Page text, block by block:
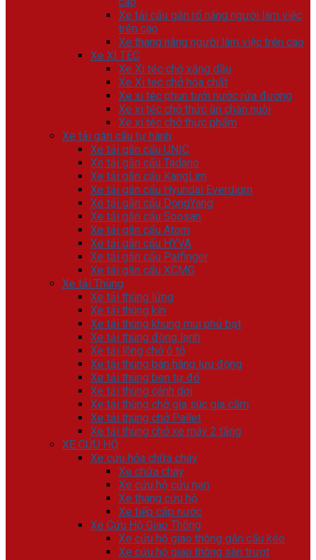
Xe tải cẩu gắn rổ nâng người làm việc
trên cao
Xe thang nâng người làm việc trên cao
Xe XI TÉC
Xe Xi téc chở xăng dầu
Xe Xi tec chở hóa chất
Xe xi téc phun tưới nước rửa đường
Xe xi téc chở thức ăn chăn nuôi
Xe xi téc chở thực phẩm
Xe tải gắn cẩu tự hành
Xe tải gắn cẩu UNIC
Xe tải gắn cẩu Tadano
Xe tải gắn cẩu KangLim
Xe tải gắn cẩu Hyundai Everdigm
Xe tải gắn cẩu DongYang
Xe tải gắn cẩu Soosan
Xe tải gắn cẩu Atom
Xe tải gắn cẩu HYVA
Xe tải gắn cẩu Palfinger
Xe tải gắn cẩu XCMG
Xe tải Thùng
Xe tải thùng lửng
Xe tải thùng kín
Xe tải thùng khung mui phủ bạt
Xe tải thùng đông lạnh
Xe tải lồng chở ô tô
Xe tải thùng bán hàng lưu động
Xe tải thùng ben tự đổ
Xe tải thùng cánh dơi
Xe tải thùng chở gia súc gia cầm
Xe tải thùng chở Pallet
Xe tải thùng chở xe máy 2 tầng
XE CỨU HỘ
Xe cứu hỏa chữa cháy
Xe chữa cháy
Xe cứu hộ cứu nạn
Xe thang cứu hộ
Xe tiếp cấp nước
Xe Cứu Hộ Giao Thông
Xe cứu hộ giao thông gắn cẩu kéo
Xe cứu hộ giao thông sàn trượt